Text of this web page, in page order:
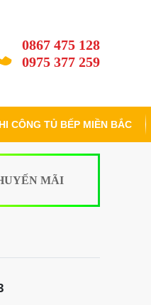
0867 475 128
0975 377 259
CÔNG TỦ BẾP MIỀN BẮC
MÃI